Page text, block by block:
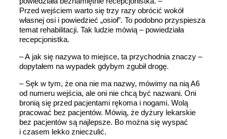
Przed wejściem warto się trzy razy obrócić wokół
własnej osi i powiedzieć „osioł”. To podobno przyspiesza
temat rehabilitacji. Tak ludzie mówią – powiedziała
recepcjonistka.
– A jak się nazywa to miejsce, ta przychodnia znaczy –
dopytałem na wypadek gdybym zgubił drogę.
– Sęk w tym, że ona nie ma nazwy, mówimy na nią A6
od numeru wejścia, ale oni nie chcą być nazwani. Oni
bronią się przed pacjentami rękoma i nogami. Wolą
pracować bez pacjentów. Mówią, że dyżury lekarskie
bez pacjentów są najlepsze. Bo można się wyspać
i czasem lekko znieczulić.